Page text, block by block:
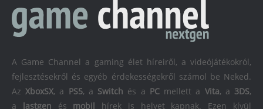
A Game Channel a gaming élet híreiről, a videójátékokról,
fejlesztésekről és egyéb érdekességekről számol be Neked.
AzXboxSX, a PS5, a Switch és a PCmellett a Vita, a 3DS,
a lastgen és mobil hírek is helyet kapnak. Ezen kívül